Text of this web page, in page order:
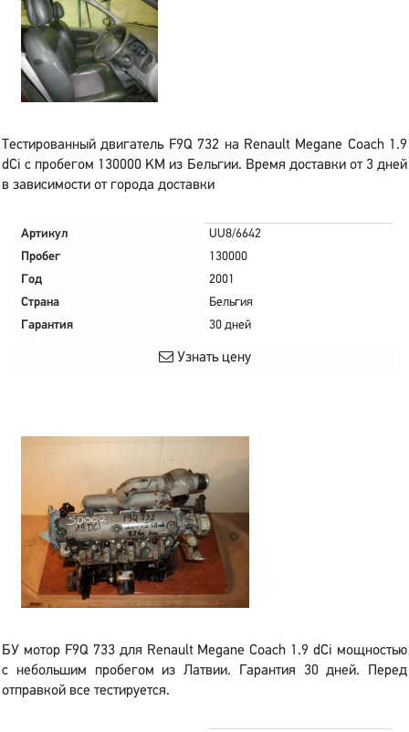
Тестированный двигатель F9Q 732 на Renault Megane Coach 1.9
dCi с пробегом 130000 KM из Бельгии. Время доставки от 3 дней
в зависимости от города доставки
Артикул
UU8/6642
Пробег
130000
Год
2001
Страна
Бельгия
Гарантия
30 дней
Узнать цену
БУ мотор F9Q 733 для Renault Megane Coach 1.9 dCi мощностью
с небольшим пробегом из Латвии. Гарантия 30 дней. Перед
отправкой все тестируется.